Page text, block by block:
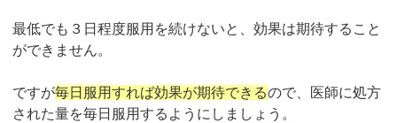
最低でも３日程度服用を続けないと、効果は期待すること
ができません。
ですが毎日服用すれば効果が期待できるので、医師に処方
された量を毎日服用するようにしましょう。